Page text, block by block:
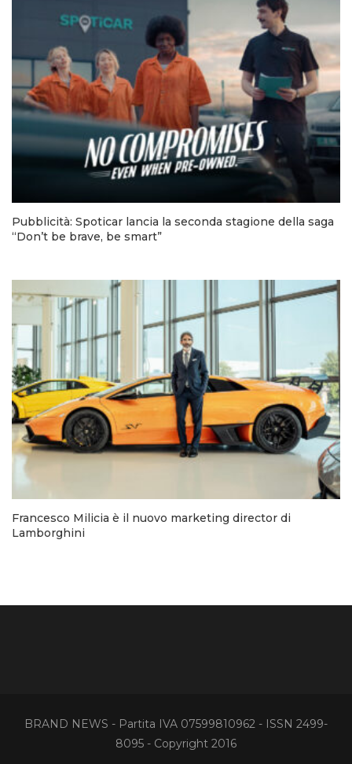
Pubblicità: Spoticar lancia la seconda stagione della saga
“Don’t be brave, be smart”
Francesco Milicia è il nuovo marketing director di
Lamborghini
BRAND NEWS - Partita IVA 07599810962 - ISSN 2499-
8095 - Copyright 2016